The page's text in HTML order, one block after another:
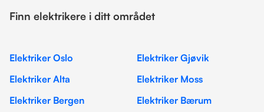
Finn elektrikere i ditt området
Elektriker Oslo
Elektriker Gjøvik
Elektriker Alta
Elektriker Moss
Elektriker Bergen
Elektriker Bærum